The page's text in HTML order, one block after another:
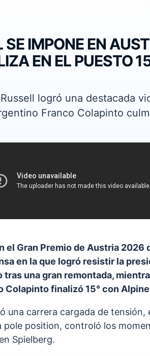
SE IMPONE EN
EN EL PUESTO
logró una destacada
Franco Colapinto
el Gran Premio de Austria 2026
en la que logró resistir la
una gran remontada,
Colapinto finalizó 15° con
una carrera cargada de
pole position, controló los
Spielberg.